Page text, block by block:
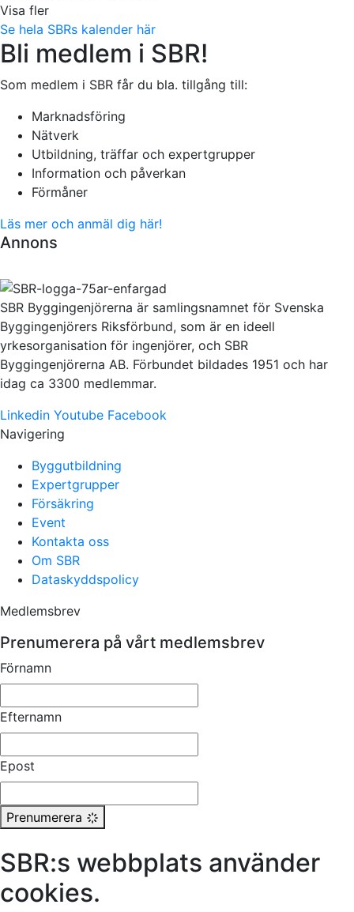
Visa fler
Se hela SBRs kalender här
Bli medlem i SBR!
Som medlem i SBR får du bla. tillgång till:
Marknadsföring
Nätverk
Utbildning, träffar och expertgrupper
Information och påverkan
Förmåner
Läs mer och anmäl dig här!
Annons
SBR Byggingenjörerna är samlingsnamnet för Svenska
Byggingenjörers Riksförbund, som är en ideell
yrkesorganisation för ingenjörer, och SBR
Byggingenjörerna AB. Förbundet bildades 1951 och har
idag ca 3300 medlemmar.
Linkedin Youtube Facebook
Navigering
Byggutbildning
Expertgrupper
Försäkring
Event
Kontakta oss
Om SBR
Dataskyddspolicy
Medlemsbrev
Prenumerera på vårt medlemsbrev
Förnamn
Efternamn
Epost
Prenumerera
SBR:s webbplats använder
cookies.